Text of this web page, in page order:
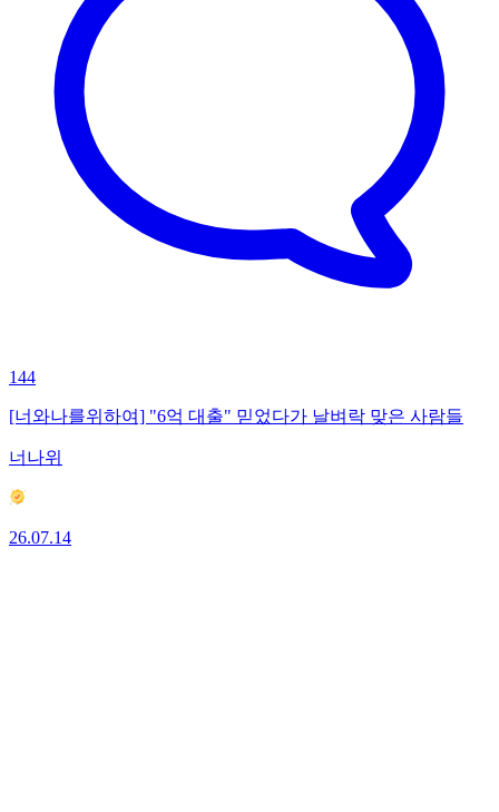
144
[너와나를위하여] "6억 대출" 믿었다가 날벼락 맞은 사람들
너나위
26.07.14